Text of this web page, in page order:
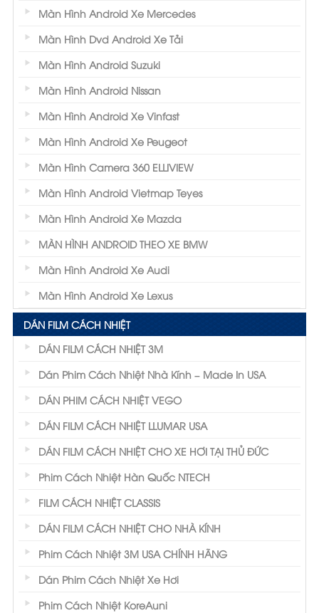
Màn Hình Android Xe Mercedes
Màn Hình Dvd Android Xe Tải
Màn Hình Android Suzuki
Màn Hình Android Nissan
Màn Hình Android Xe Vinfast
Màn Hình Android Xe Peugeot
Màn Hình Camera 360 ELLIVIEW
Màn Hình Android Vietmap Teyes
Màn Hình Android Xe Mazda
MÀN HÌNH ANDROID THEO XE BMW
Màn Hình Android Xe Audi
Màn Hình Android Xe Lexus
DÁN FILM CÁCH NHIỆT
DÁN FILM CÁCH NHIỆT 3M
Dán Phim Cách Nhiệt Nhà Kính – Made In USA
DÁN PHIM CÁCH NHIỆT VEGO
DÁN FILM CÁCH NHIỆT LLUMAR USA
DÁN FILM CÁCH NHIỆT CHO XE HƠI TẠI THỦ ĐỨC
Phim Cách Nhiệt Hàn Quốc NTECH
FILM CÁCH NHIỆT CLASSIS
DÁN FILM CÁCH NHIỆT CHO NHÀ KÍNH
Phim Cách Nhiệt 3M USA CHÍNH HÃNG
Dán Phim Cách Nhiệt Xe Hơi
Phim Cách Nhiệt KoreAuni